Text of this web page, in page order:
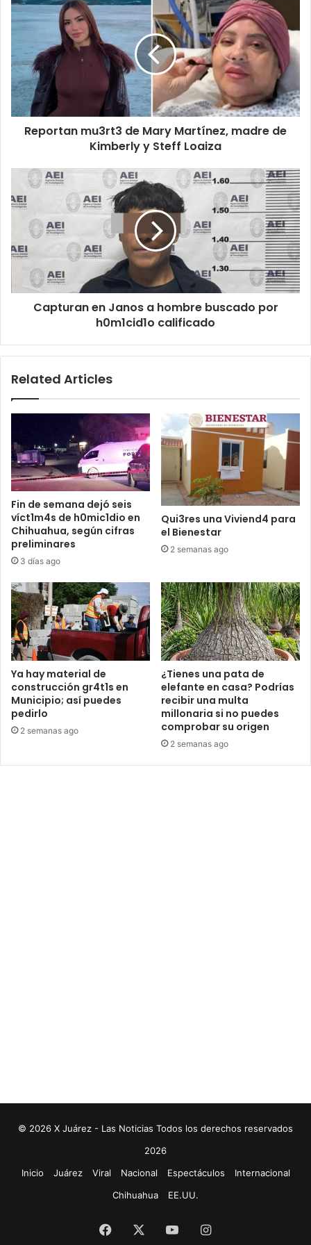
mu3rt3
Martínez,
madre
de
Kimberly
y
SteffReportan mu3rt3 de Mary Martínez, madre de
Kimberly y Steff Loaiza
Capturan
Janos
hombre
buscado
por
h0m1cid1o
calificado
Capturan en Janos a hombre buscado por
h0m1cid1o calificado
Related Articles
Fin de semana dejó seis
víct1m4s de h0mic1dio en
Chihuahua, según cifras
preliminares
3 días ago
Qui3res una Viviend4 para
el Bienestar
2 semanas ago
Ya hay material de
construcción gr4t1s en
Municipio; así puedes
pedirlo
2 semanas ago
¿Tienes una pata de
elefante en casa? Podrías
recibir una multa
millonaria si no puedes
comprobar su origen
2 semanas ago
© 2026 X Juárez - Las Noticias Todos los derechos reservados
2026
Inicio
Juárez Viral Nacional Espectáculos
Internacional
Chihuahua
EE.UU.
Facebook YouTubeInstagram